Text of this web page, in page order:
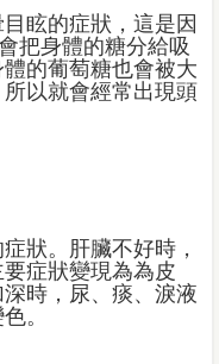
眩的症狀，這是因
把身體的糖分給吸
的葡萄糖也會被大
以就會經常出現頭
狀。肝臟不好時，
症狀變現為為皮
時，尿、痰、淚液
。